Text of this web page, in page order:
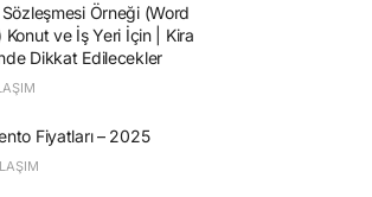
Örneği (Word
Konut ve İş Yeri İçin | Kira
Dikkat Edilecekler
Fiyatları – 2025